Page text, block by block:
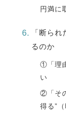
円満に
「断ら
るのか
①「理
い
②「そ
得る”（